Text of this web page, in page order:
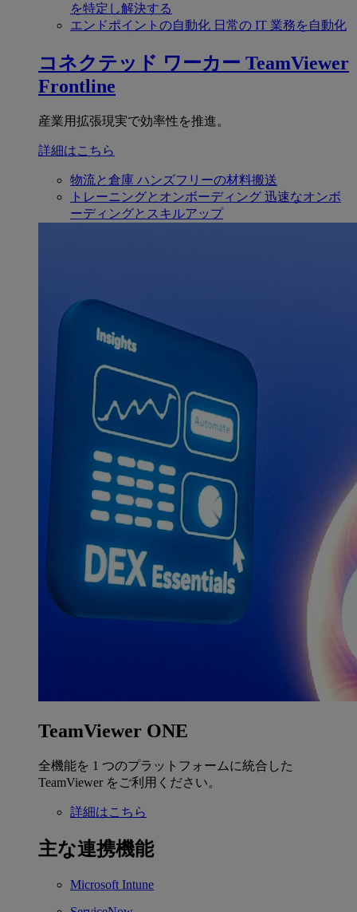
を特定し解決する
エンドポイントの自動化 日常の IT 業務を自動化
コネクテッド ワーカー TeamViewer
Frontline
産業用拡張現実で効率性を推進。
詳細はこちら
物流と倉庫 ハンズフリーの材料搬送
トレーニングとオンボーディング 迅速なオンボ
ーディングとスキルアップ
TeamViewer ONE
全機能を 1 つのプラットフォームに統合した
TeamViewer をご利用ください。
詳細はこちら
主な連携機能
Microsoft Intune